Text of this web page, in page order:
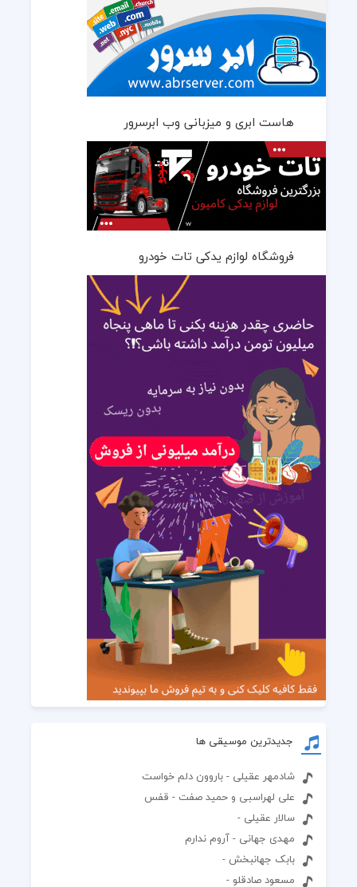
هاست ابری و میزبانی وب ابرسرور
فروشگاه لوازم یدکی تات خودرو
جدیدترین موسیقی ها
شادمهر عقیلی - باروون دلم خواست
علی لهراسبی و حمید صفت - قفس
سالار عقیلی -
مهدی جهانی - آروم ندارم
بابک جهانبخش -
مسعود صادقلو -